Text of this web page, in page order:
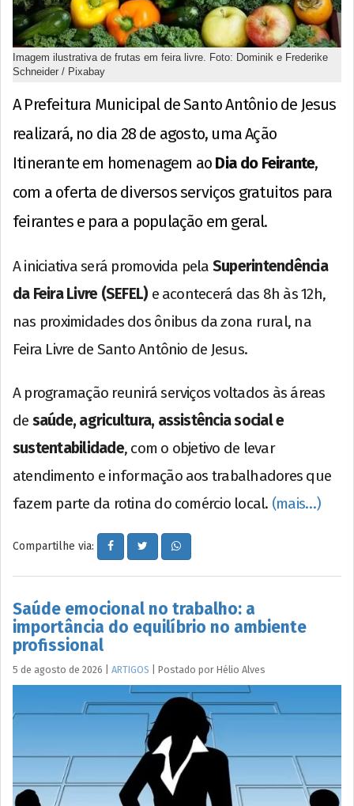
Imagem ilustrativa de frutas em feira livre. Foto: Dominik e Frederike
Schneider / Pixabay
A Prefeitura Municipal de Santo Antônio de Jesus
realizará, no dia 28 de agosto, uma Ação
Itinerante em homenagem ao Dia do Feirante,
com a oferta de diversos serviços gratuitos para
feirantes e para a população em geral.
A iniciativa será promovida pela Superintendência
da Feira Livre (SEFEL) e acontecerá das 8h às 12h,
nas proximidades dos ônibus da zona rural, na
Feira Livre de Santo Antônio de Jesus.
A programação reunirá serviços voltados às áreas
de saúde, agricultura, assistência social e
sustentabilidade, com o objetivo de levar
atendimento e informação aos trabalhadores que
fazem parte da rotina do comércio local. (mais…)
Compartilhe via:
Saúde emocional no trabalho: a
importância do equilíbrio no ambiente
profissional
5 de agosto de 2026 ARTIGOS Postado por Hélio Alves